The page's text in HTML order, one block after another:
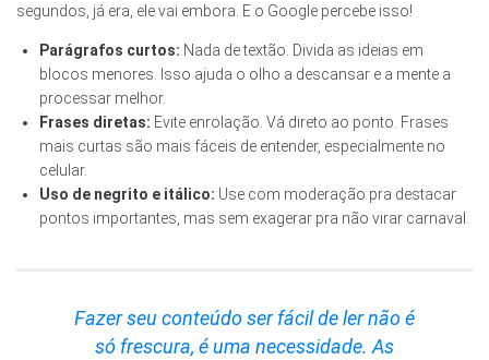
segundos, já era, ele vai embora. E o Google percebe isso!
Parágrafos curtos: Nada de textão. Divida as ideias em
blocos menores. Isso ajuda o olho a descansar e a mente a
processar melhor.
Frases diretas: Evite enrolação. Vá direto ao ponto. Frases
mais curtas são mais fáceis de entender, especialmente no
celular.
Uso de negrito e itálico: Use com moderação pra destacar
pontos importantes, mas sem exagerar pra não virar carnaval.
Fazer seu conteúdo ser fácil de ler não é
só frescura, é uma necessidade. As